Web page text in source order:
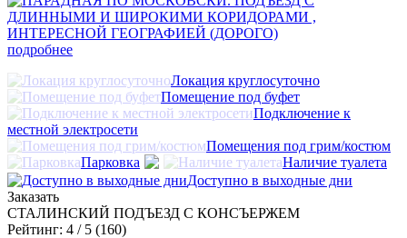
подробнее
Локация круглосуточно
Помещение под буфет
Подключение к
местной электросети
Помещения под грим/костюм
Парковка
Наличие туалета
Доступно в выходные дни
Заказать
СТАЛИНСКИЙ ПОДЪЕЗД С КОНСЪЕРЖЕМ
Рейтинг: 4 / 5 (160)